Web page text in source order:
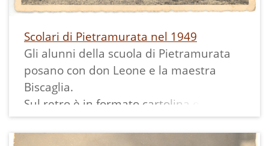
Scolari di Pietramurata nel 1949
Gli alunni della scuola di Pietramurata
posano con don Leone e la maestra
Biscaglia.
Sul retro è in formato cartolina e riporta
"Ferrania".
misura 8x13 cm ed ha un bordo bianco.